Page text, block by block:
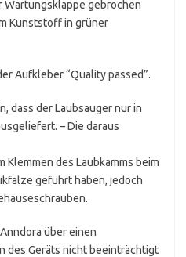
gebrochen
Kunststoff in grüner
Aufkleber “Quality passed”.
dass der Laubsauger nur in
– Die daraus
des Laubkamms beim
geführt haben, jedoch
über einen
des Geräts nicht beeinträchtigt